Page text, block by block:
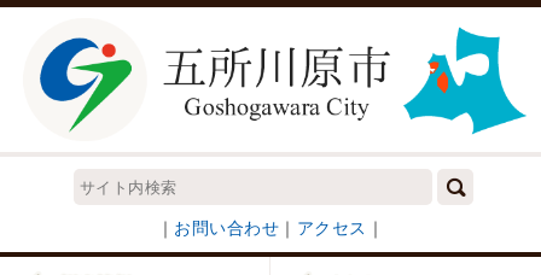
｜ お問い合わせ ｜ アクセス ｜